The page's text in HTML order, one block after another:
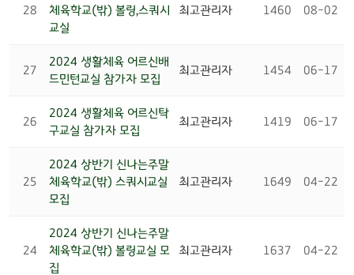
28
체육학교(밖) 볼링,스쿼시
교실
최고관리자 1460 08-02
27
2024 생활체육 어르신배
드민턴교실 참가자 모집
최고관리자 1454 06-17
26
2024 생활체육 어르신탁
구교실 참가자 모집
최고관리자 1419 06-17
25
2024 상반기 신나는주말
체육학교(밖) 스쿼시교실
모집
최고관리자 1649 04-22
24
2024 상반기 신나는주말
체육학교(밖) 볼링교실 모
집
최고관리자 1637 04-22